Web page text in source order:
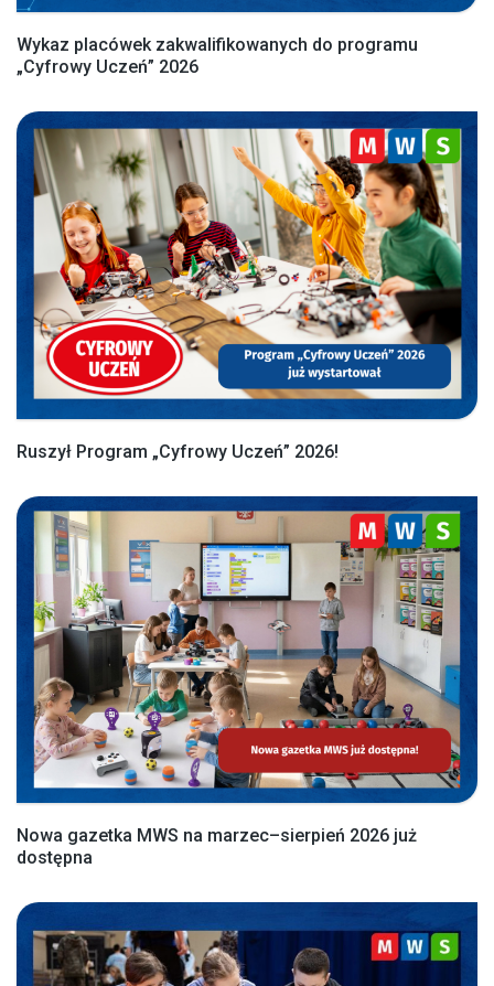
Wykaz placówek zakwalifikowanych do programu
„Cyfrowy Uczeń” 2026
Ruszył Program „Cyfrowy Uczeń” 2026!
Nowa gazetka MWS na marzec–sierpień 2026 już
dostępna